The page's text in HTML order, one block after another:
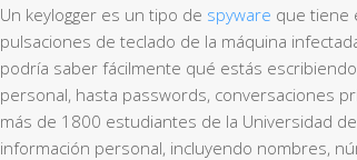
Un keylogger es un tipo de spyware que tiene
pulsaciones de teclado de la máquina
podría saber fácilmente qué estás
personal, hasta passwords, conversaciones
más de 1800 estudiantes de la Universidad
información personal, incluyendo nombres,